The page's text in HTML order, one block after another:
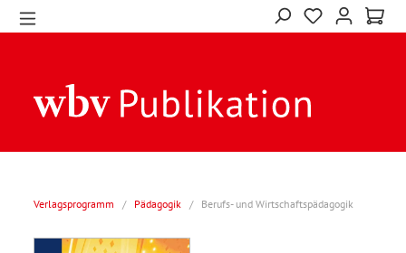
Verlagsprogramm / Pädagogik / Berufs- und Wirtschaftspädagogik